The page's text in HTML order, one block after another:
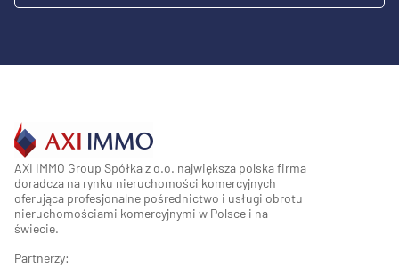
AXI IMMO Group Spółka z o.o. największa polska firma
doradcza na rynku nieruchomości komercyjnych
oferująca profesjonalne pośrednictwo i usługi obrotu
nieruchomościami komercyjnymi w Polsce i na
świecie.
Partnerzy: